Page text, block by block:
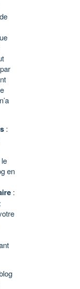
:
en
: